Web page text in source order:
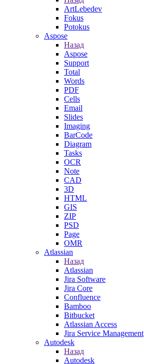
ArtLebedev
Fokus
Potokus
Aspose
Назад
Aspose
Support
Total
Words
PDF
Cells
Email
Slides
Imaging
BarCode
Diagram
Tasks
OCR
Note
CAD
3D
HTML
GIS
ZIP
PSD
Page
OMR
Atlassian
Назад
Atlassian
Jira Software
Jira Core
Confluence
Bamboo
Bitbucket
Atlassian Access
Jira Service Management
Autodesk
Назад
Autodesk